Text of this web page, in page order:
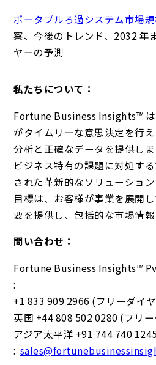
ポータブルろ過システム市場
察、今後のトレンド、2032 年
ヤーの予測
私たちについて：
Fortune Business Insights™
がタイムリーな意思決定を行
分析と正確なデータを提供し
ビジネス特有の課題に対処す
された革新的なソリューショ
目標は、お客様が事業を展開
要を提供し、包括的な市場情報
問い合わせ：
Fortune Business Insights™
:
+1 833 909 2966 (フリーダイ
英国 +44 808 502 0280 (フリ
アジア太平洋 +91 744 740
: